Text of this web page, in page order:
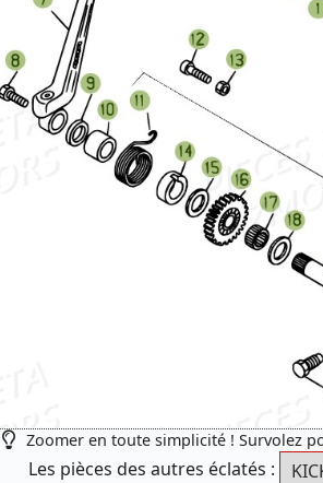
Zoomer en toute simplicité ! Survolez
Les pièces des autres éclatés :